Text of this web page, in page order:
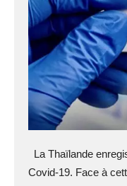
La Thaïlande
Covid-19. Face à